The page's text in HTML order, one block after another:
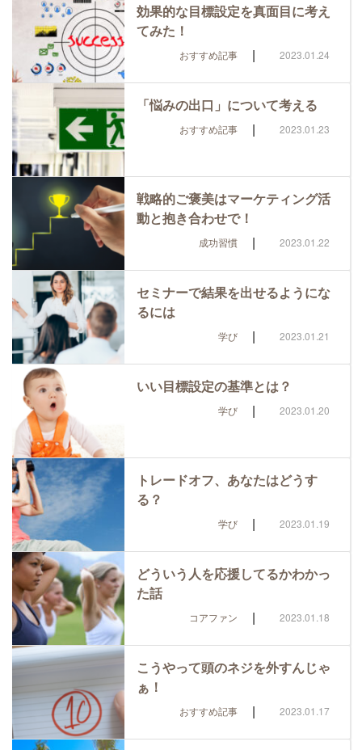
効果的な目標設定を真面目に考え
てみた！
おすすめ記事 | 2023.01.24
「悩みの出口」について考える
おすすめ記事 | 2023.01.23
戦略的ご褒美はマーケティング活
動と抱き合わせで！
成功習慣 | 2023.01.22
セミナーで結果を出せるようにな
るには
学び | 2023.01.21
いい目標設定の基準とは？
学び | 2023.01.20
トレードオフ、あなたはどうす
る？
学び | 2023.01.19
どういう人を応援してるかわかっ
た話
コアファン | 2023.01.18
こうやって頭のネジを外すんじゃ
ぁ！
おすすめ記事 | 2023.01.17